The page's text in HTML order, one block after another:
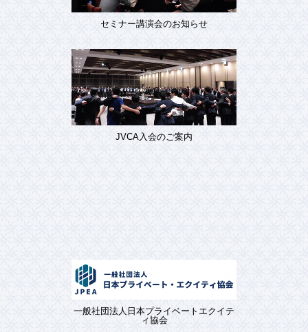
セミナー講演会のお知らせ
JVCA入会のご案内
一般社団法人日本プライベートエクイテ
ィ協会